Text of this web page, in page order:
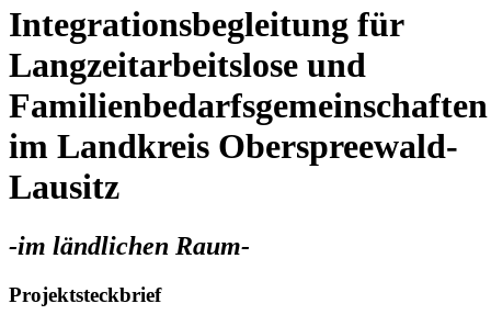
Integrationsbegleitung für
Langzeitarbeitslose und
Familienbedarfsgemeinschaften
im Landkreis Oberspreewald-
Lausitz
-im ländlichen Raum-
Projektsteckbrief